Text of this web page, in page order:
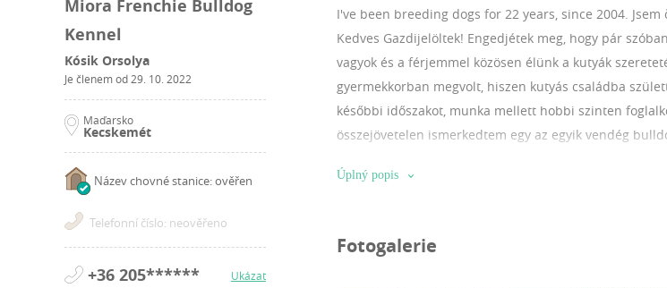
Miora Frenchie Bulldog
Kennel
Kósik Orsolya
Je členem od29. 10. 2022
Maďarsko
Kecskemét
Název chovné stanice: ověřen
Telefonní číslo: neověřeno
+36 205****** Ukázat
I've been breeding dogs for 22 years, since 2004.
Kedves Gazdijelöltek! Engedjétek meg, hogy pár
vagyok és a férjemmel közösen élünk a kutyák
gyermekkorban megvolt, hiszen kutyás családba
későbbi időszakot, munka mellett hobbi szinten
összejövetelen ismerkedtem egy az egyik vendég
picik, hosszú és boldog életet élhessenek a
elakadnátok.Szempont nálunk a fajta egészségének
Úplný popis
Fotogalerie